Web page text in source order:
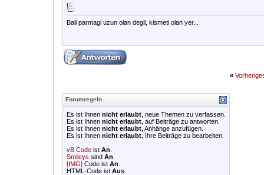
Bali parmagi uzun olan degil, kismeti olan yer...
«
Forumregeln
Es ist Ihnen nicht erlaubt , neue Themen zu verfassen.
Es ist Ihnen nicht erlaubt , auf Beiträge zu antworten.
Es ist Ihnen nicht erlaubt , Anhänge anzufügen.
Es ist Ihnen nicht erlaubt , Ihre Beiträge zu bearbeiten.
vB Code ist An
Smileys sind An
[IMG] Code ist An
HTML-Code ist Aus